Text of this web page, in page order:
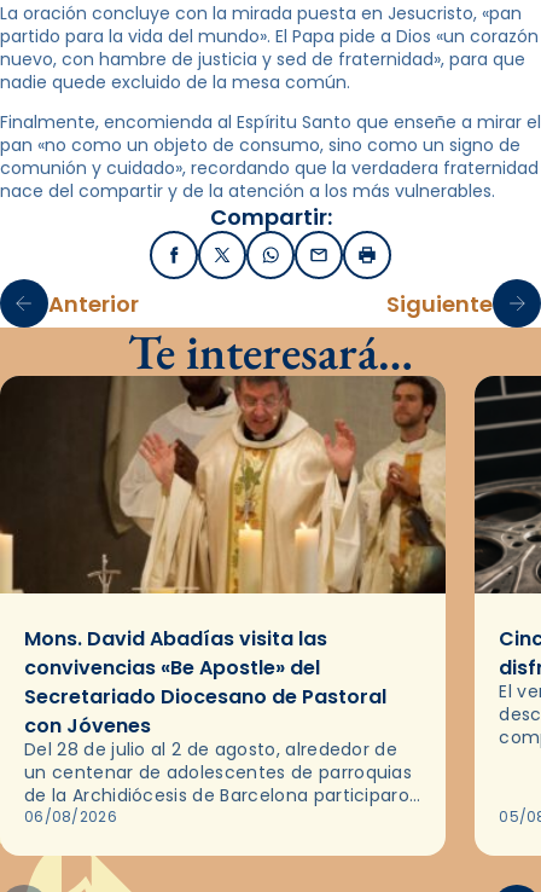
La oración concluye con la mirada puesta en Jesucristo, «pan
partido para la vida del mundo». El Papa pide a Dios «un corazón
nuevo, con hambre de justicia y sed de fraternidad», para que
nadie quede excluido de la mesa común.
Finalmente, encomienda al Espíritu Santo que enseñe a mirar el
pan «no como un objeto de consumo, sino como un signo de
comunión y cuidado», recordando que la verdadera fraternidad
nace del compartir y de la atención a los más vulnerables.
Compartir:
FacebookX / TwitterWhatsApp
EmailImprimir
Anterior Siguiente
Te interesará…
Mons. David Abadías visita las
convivencias «Be Apostle» del
Secretariado Diocesano de Pastoral
con Jóvenes
Del 28 de julio al 2 de agosto, alrededor de
un centenar de adolescentes de parroquias
de la Archidiócesis de Barcelona participaron
en las convivencias Be Apostle, organizadas
06/08/2026
El
05/